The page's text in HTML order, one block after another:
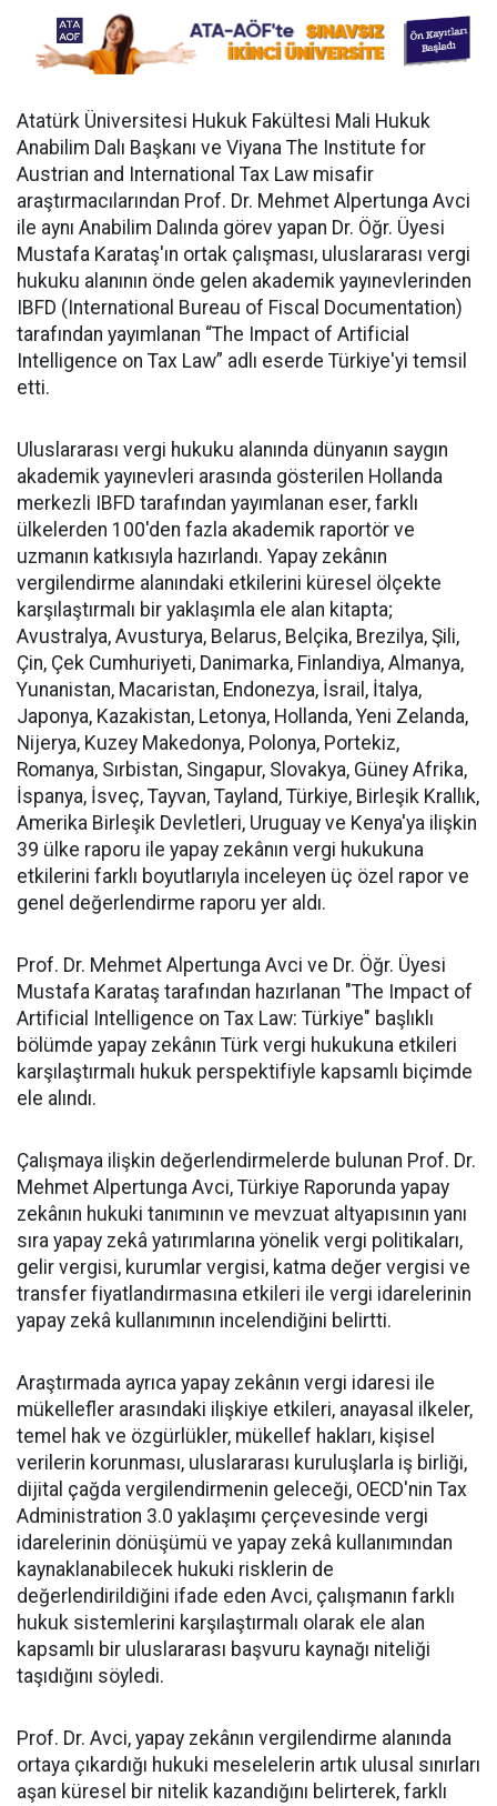
Atatürk Üniversitesi Hukuk Fakültesi Mali Hukuk
Anabilim Dalı Başkanı ve Viyana The Institute for
Austrian and International Tax Law misafir
araştırmacılarından Prof. Dr. Mehmet Alpertunga Avci
ile aynı Anabilim Dalında görev yapan Dr. Öğr. Üyesi
Mustafa Karataş'ın ortak çalışması, uluslararası vergi
hukuku alanının önde gelen akademik yayınevlerinden
IBFD (International Bureau of Fiscal Documentation)
tarafından yayımlanan “The Impact of Artificial
Intelligence on Tax Law” adlı eserde Türkiye'yi temsil
etti.
Uluslararası vergi hukuku alanında dünyanın saygın
akademik yayınevleri arasında gösterilen Hollanda
merkezli IBFD tarafından yayımlanan eser, farklı
ülkelerden 100'den fazla akademik raportör ve
uzmanın katkısıyla hazırlandı. Yapay zekânın
vergilendirme alanındaki etkilerini küresel ölçekte
karşılaştırmalı bir yaklaşımla ele alan kitapta;
Avustralya, Avusturya, Belarus, Belçika, Brezilya, Şili,
Çin, Çek Cumhuriyeti, Danimarka, Finlandiya, Almanya,
Yunanistan, Macaristan, Endonezya, İsrail, İtalya,
Japonya, Kazakistan, Letonya, Hollanda, Yeni Zelanda,
Nijerya, Kuzey Makedonya, Polonya, Portekiz,
Romanya, Sırbistan, Singapur, Slovakya, Güney Afrika,
İspanya, İsveç, Tayvan, Tayland, Türkiye, Birleşik Krallık,
Amerika Birleşik Devletleri, Uruguay ve Kenya'ya ilişkin
39 ülke raporu ile yapay zekânın vergi hukukuna
etkilerini farklı boyutlarıyla inceleyen üç özel rapor ve
genel değerlendirme raporu yer aldı.
Prof. Dr. Mehmet Alpertunga Avci ve Dr. Öğr. Üyesi
Mustafa Karataş tarafından hazırlanan "The Impact of
Artificial Intelligence on Tax Law: Türkiye" başlıklı
bölümde yapay zekânın Türk vergi hukukuna etkileri
karşılaştırmalı hukuk perspektifiyle kapsamlı biçimde
ele alındı.
Çalışmaya ilişkin değerlendirmelerde bulunan Prof. Dr.
Mehmet Alpertunga Avci, Türkiye Raporunda yapay
zekânın hukuki tanımının ve mevzuat altyapısının yanı
sıra yapay zekâ yatırımlarına yönelik vergi politikaları,
gelir vergisi, kurumlar vergisi, katma değer vergisi ve
transfer fiyatlandırmasına etkileri ile vergi idarelerinin
yapay zekâ kullanımının incelendiğini belirtti.
Araştırmada ayrıca yapay zekânın vergi idaresi ile
mükellefler arasındaki ilişkiye etkileri, anayasal ilkeler,
temel hak ve özgürlükler, mükellef hakları, kişisel
verilerin korunması, uluslararası kuruluşlarla iş birliği,
dijital çağda vergilendirmenin geleceği, OECD'nin Tax
Administration 3.0 yaklaşımı çerçevesinde vergi
idarelerinin dönüşümü ve yapay zekâ kullanımından
kaynaklanabilecek hukuki risklerin de
değerlendirildiğini ifade eden Avci, çalışmanın farklı
hukuk sistemlerini karşılaştırmalı olarak ele alan
kapsamlı bir uluslararası başvuru kaynağı niteliği
taşıdığını söyledi.
Prof. Dr. Avci, yapay zekânın vergilendirme alanında
ortaya çıkardığı hukuki meselelerin artık ulusal sınırları
aşan küresel bir nitelik kazandığını belirterek, farklı